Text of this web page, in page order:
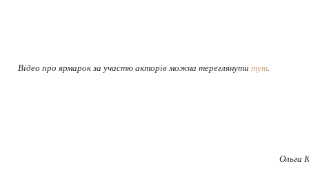
Відео про ярмарок за участю акторів можна тереглянутитут
Ольга